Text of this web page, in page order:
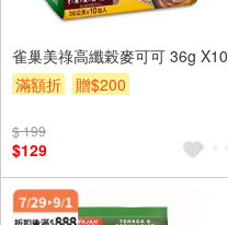
雀巢美祿高纖榖麥可可 36g X10
滿額折
贈$200
$ 199
$129